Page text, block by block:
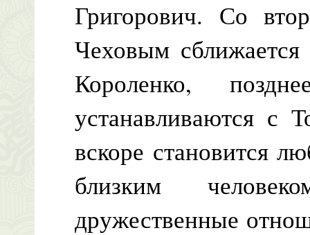
Григорович. Со
Чеховым сближается
Короленко,
устанавливаются с
вскоре становится
близким
дружественные